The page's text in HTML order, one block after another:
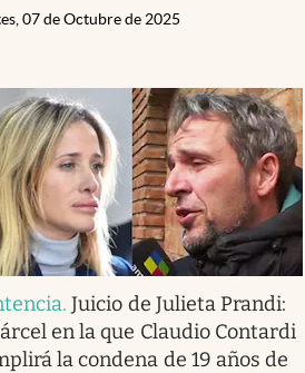
07 de Octubre de 2025
.Juicio de Julieta Prandi:
en la que Claudio Contardi
la condena de 19 años de